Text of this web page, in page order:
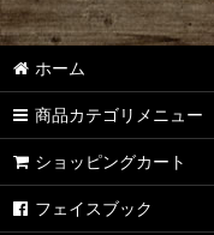
【シマノ】14ステラ［
【シマノ】10ステラ［
【シマノ】07ステラ［
ホーム
商品カテゴリメニュー
ショッピングカート
フェイスブック